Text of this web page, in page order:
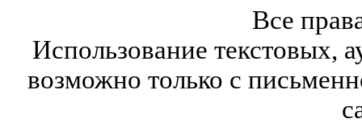
Все
Использование текстовых,
возможно только с